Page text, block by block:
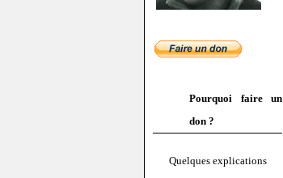
Pourquoi faire un
don ?
Quelques explications